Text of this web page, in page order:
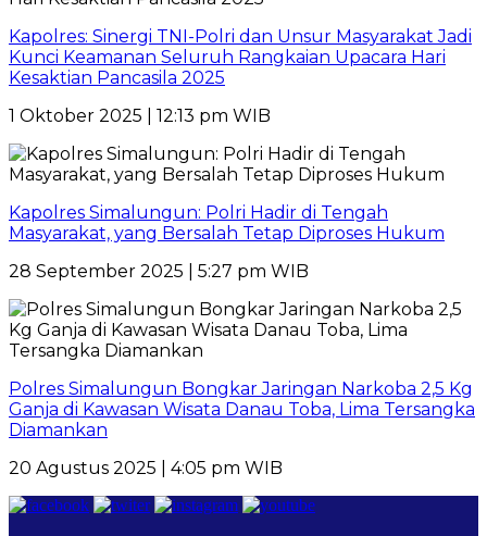
Kapolres: Sinergi TNI-Polri dan Unsur Masyarakat Jadi
Kunci Keamanan Seluruh Rangkaian Upacara Hari
Kesaktian Pancasila 2025
1 Oktober 2025 | 12:13 pm WIB
Kapolres Simalungun: Polri Hadir di Tengah
Masyarakat, yang Bersalah Tetap Diproses Hukum
28 September 2025 | 5:27 pm WIB
Polres Simalungun Bongkar Jaringan Narkoba 2,5 Kg
Ganja di Kawasan Wisata Danau Toba, Lima Tersangka
Diamankan
20 Agustus 2025 | 4:05 pm WIB